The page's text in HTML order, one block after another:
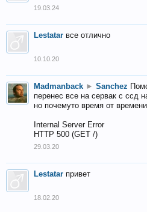
19.03.24
Lestatar все отлично
10.10.20
Madmanback ► Sanchez
перенес все на сервак с ссд
но почемуто время от времени
Internal Server Error
HTTP 500 (GET /)
29.03.20
Lestatar привет
18.02.20